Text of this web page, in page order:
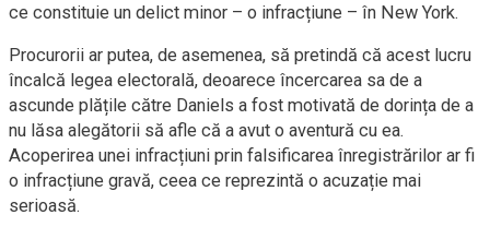
ce constituie un delict minor – o infracțiune – în New York.
Procurorii ar putea, de asemenea, să pretindă că acest lucru
încalcă legea electorală, deoarece încercarea sa de a
ascunde plățile către Daniels a fost motivată de dorința de a
nu lăsa alegătorii să afle că a avut o aventură cu ea.
Acoperirea unei infracțiuni prin falsificarea înregistrărilor ar fi
o infracțiune gravă, ceea ce reprezintă o acuzație mai
serioasă.